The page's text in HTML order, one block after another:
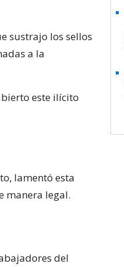
sustrajo los sellos
a la
este ilícito
lamentó esta
manera legal.
del